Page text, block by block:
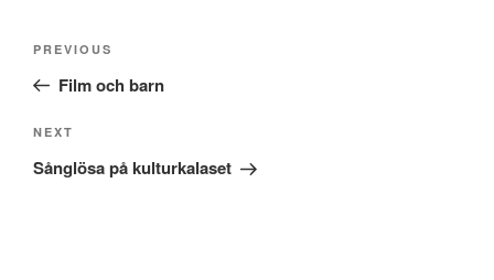
Post
Previous
Post
PREVIOUS
Film och barn
Next
Post
NEXT
Sånglösa på kulturkalaset